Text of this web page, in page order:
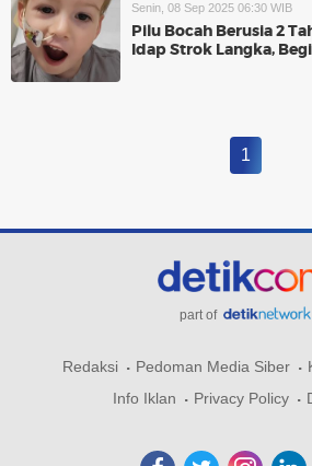
Senin, 08 Sep 2025 06:30 WIB
Pilu Bocah Berusia 2
Idap Strok Langka,
1
part of
Redaksi Pedoman Media Siber
Info Iklan
Privacy Policy